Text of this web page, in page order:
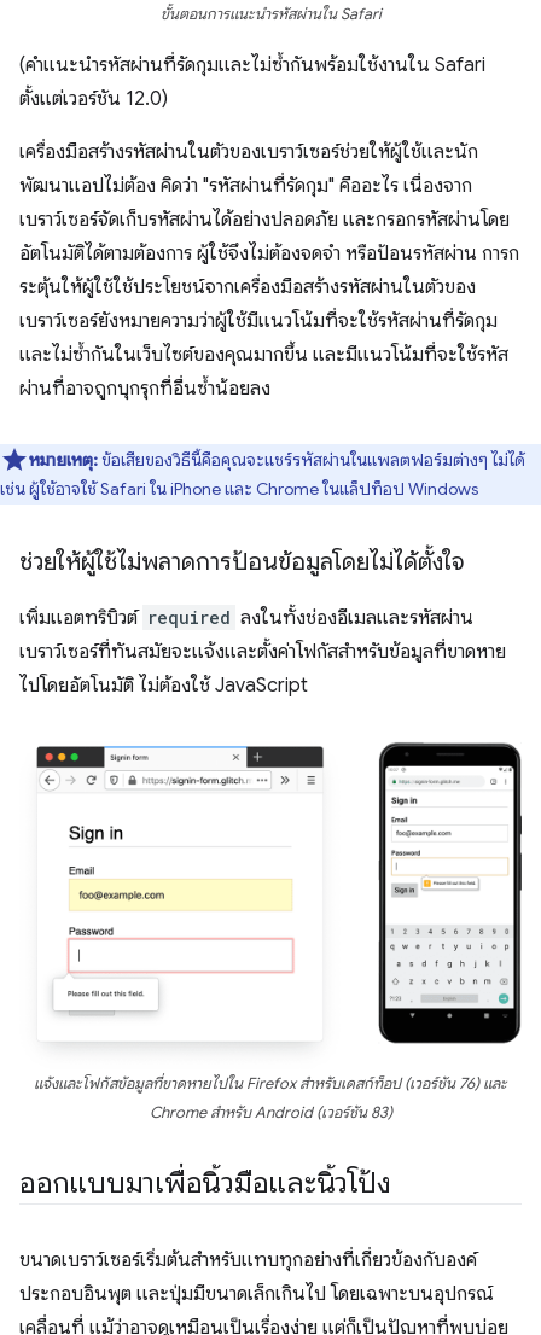
ขั้นตอนการแนะนำรหัสผ่านใน Safari
(คำแนะนำรหัสผ่านที่รัดกุมและไม่ซ้ำกันพร้อมใช้งานใน Safari
ตั้งแต่เวอร์ชัน 12.0)
เครื่องมือสร้างรหัสผ่านในตัวของเบราว์เซอร์ช่วยให้ผู้ใช้และนัก
พัฒนาแอปไม่ต้อง คิดว่า "รหัสผ่านที่รัดกุม" คืออะไร เนื่องจาก
เบราว์เซอร์จัดเก็บรหัสผ่านได้อย่างปลอดภัย และกรอกรหัสผ่านโดย
อัตโนมัติได้ตามต้องการ ผู้ใช้จึงไม่ต้องจดจำ หรือป้อนรหัสผ่าน การก
ระตุ้นให้ผู้ใช้ใช้ประโยชน์จากเครื่องมือสร้างรหัสผ่านในตัวของ
เบราว์เซอร์ยังหมายความว่าผู้ใช้มีแนวโน้มที่จะใช้รหัสผ่านที่รัดกุม
และไม่ซ้ำกันในเว็บไซต์ของคุณมากขึ้น และมีแนวโน้มที่จะใช้รหัส
ผ่านที่อาจถูกบุกรุกที่อื่นซ้ำน้อยลง
หมายเหตุ: ข้อเสียของวิธีนี้คือคุณจะแชร์รหัสผ่านในแพลตฟอร์มต่างๆ ไม่ได้
เช่น ผู้ใช้อาจใช้ Safari ใน iPhone และ Chrome ในแล็ปท็อป Windows
ช่วยให้ผู้ใช้ไม่พลาดการป้อนข้อมูลโดยไม่ได้ตั้งใจ
เพิ่มแอตทริบิวต์ required ลงในทั้งช่องอีเมลและรหัสผ่าน
เบราว์เซอร์ที่ทันสมัยจะแจ้งและตั้งค่าโฟกัสสำหรับข้อมูลที่ขาดหาย
ไปโดยอัตโนมัติ ไม่ต้องใช้ JavaScript
แจ้งและโฟกัสข้อมูลที่ขาดหายไปใน Firefox สำหรับเดสก์ท็อป (เวอร์ชัน 76) และ
Chrome สำหรับ Android (เวอร์ชัน 83)
ออกแบบมาเพื่อนิ้วมือและนิ้วโป้ง
ขนาดเบราว์เซอร์เริ่มต้นสำหรับแทบทุกอย่างที่เกี่ยวข้องกับองค์
ประกอบอินพุต และปุ่มมีขนาดเล็กเกินไป โดยเฉพาะบนอุปกรณ์
เคลื่อนที่ แม้ว่าอาจดูเหมือนเป็นเรื่องง่าย แต่ก็เป็นปัญหาที่พบบ่อย